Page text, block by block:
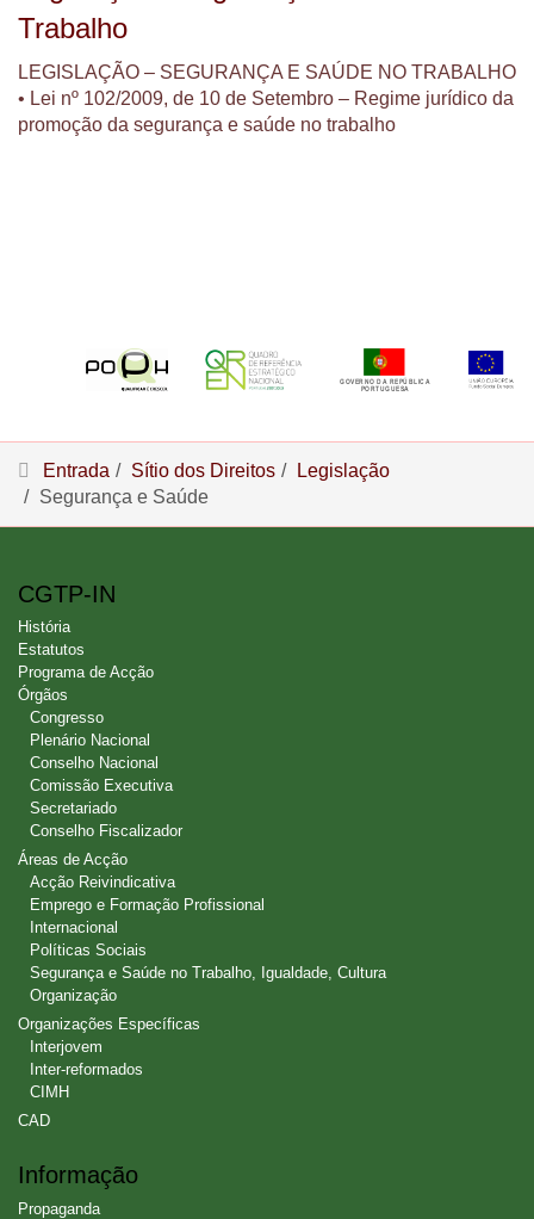
Trabalho
LEGISLAÇÃO – SEGURANÇA E SAÚDE NO TRABALHO
• Lei nº 102/2009, de 10 de Setembro – Regime jurídico da
promoção da segurança e saúde no trabalho
Entrada Sítio dos Direitos
Legislação
Segurança e Saúde
CGTP-IN
História
Estatutos
Programa de Acção
Órgãos
Congresso
Plenário Nacional
Conselho Nacional
Comissão Executiva
Secretariado
Conselho Fiscalizador
Áreas de Acção
Acção Reivindicativa
Emprego e Formação Profissional
Internacional
Políticas Sociais
Segurança e Saúde no Trabalho, Igualdade, Cultura
Organização
Organizações Específicas
Interjovem
Inter-reformados
CIMH
CAD
Informação
Propaganda